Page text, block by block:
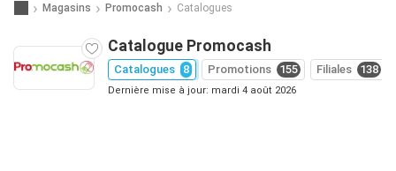
Magasins Promocash Catalogues
Catalogue Promocash
Catalogues 8 Promotions 155 Filiales 138
Dernière mise à jour: mardi 4 août 2026